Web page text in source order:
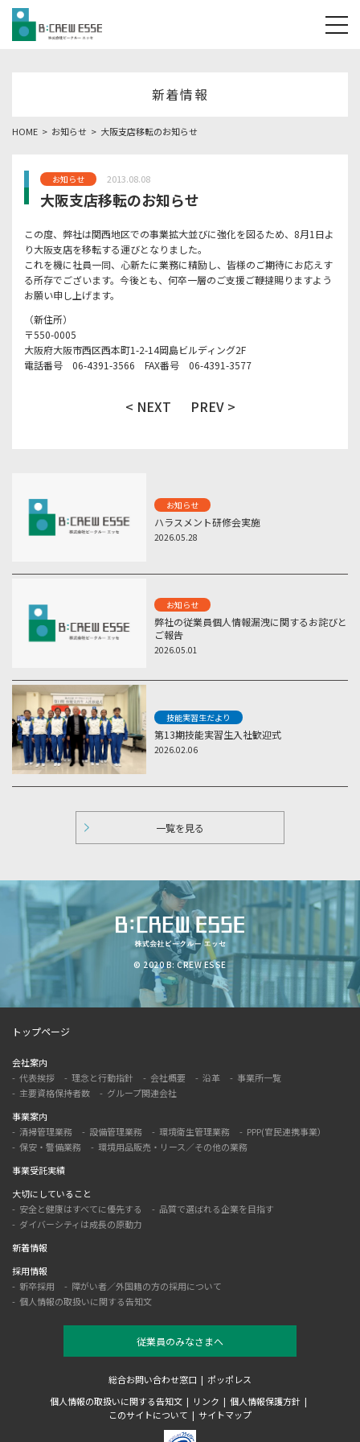
新着情報
HOME お知らせ 大阪支店移転のお知らせ
お知らせ 2013.08.08
大阪支店移転のお知らせ
この度、弊社は関西地区での事業拡大並びに強化を図るため、8月1日よ
り大阪支店を移転する運びとなりました。
これを機に社員一同、心新たに業務に精励し、皆様のご期待にお応えす
る所存でございます。今後とも、何卒一層のご支援ご鞭撻賜りますよう
お願い申し上げます。
（新住所）
〒550-0005
大阪府大阪市西区西本町1-2-14岡島ビルディング2F
電話番号 06-4391-3566 FAX番号 06-4391-3577
< NEXT PREV >
お知らせ
ハラスメント研修会実施
2026.05.28
お知らせ
弊社の従業員個人情報漏洩に関するお詫びと
ご報告
2026.05.01
技能実習生だより
第13期技能実習生入社歓迎式
2026.02.06
一覧を見る
© 2020 B: CREW ESSE
トップページ
会社案内
代表挨拶
理念と行動指針 会社概要 沿革
事業所一覧
主要資格保持者数
グループ関連会社
事業案内
清掃管理業務
設備管理業務 環境衛生管理業務
PPP(官民連携事業）
保安・警備業務
環境用品販売・リース／その他の業務
事業受託実績
大切にしていること
安全と健康はすべてに優先する
品質で選ばれる企業を目指す
ダイバーシティは成長の原動力
新着情報
採用情報
新卒採用
障がい者／外国籍の方の採用について
個人情報の取扱いに関する告知文
従業員のみなさまへ
総合お問い合わせ窓口
ポッポレス
個人情報の取扱いに関する告知文
リンク
個人情報保護方針
このサイトについて
サイトマップ